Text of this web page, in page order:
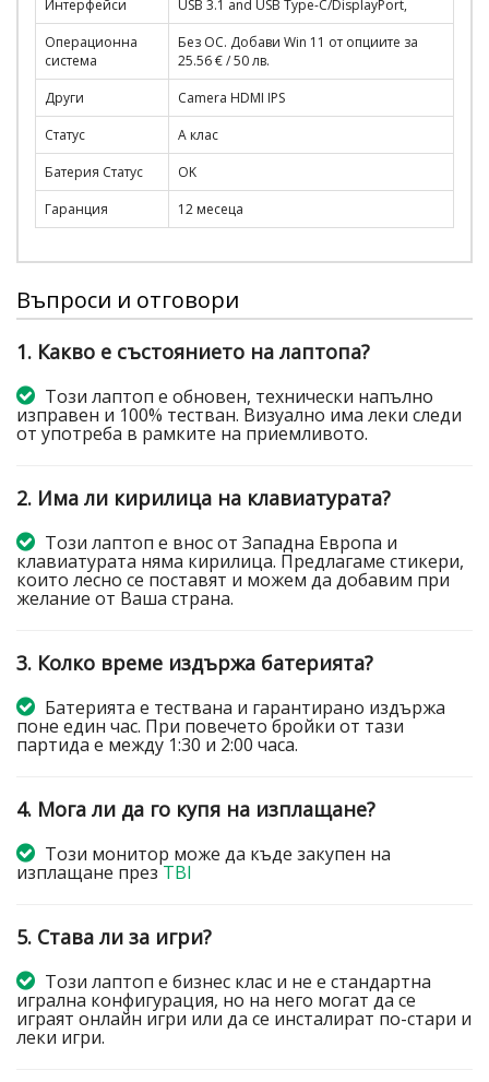
Интерфейси
USB 3.1 and USB Type-C/DisplayPort,
Операционна
система
Без ОС. Добави Win 11 от опциите за
25.56 € / 50 лв.
Други
Camera HDMI IPS
Статус
A клас
Батерия Статус
OK
Гаранция
12 месеца
Въпроси и отговори
1. Какво е състоянието на лаптопа?
Този лаптоп е обновен, технически напълно
изправен и 100% тестван. Визуално има леки следи
от употреба в рамките на приемливото.
2. Има ли кирилица на клавиатурата?
Този лаптоп е внос от Западна Европа и
клавиатурата няма кирилица. Предлагаме стикери,
които лесно се поставят и можем да добавим при
желание от Ваша страна.
3. Колко време издържа батерията?
Батерията е тествана и гарантирано издържа
поне един час. При повечето бройки от тази
партида е между 1:30 и 2:00 часа.
4. Мога ли да го купя на изплащане?
Този монитор може да къде закупен на
изплащане презTBI
5. Става ли за игри?
Този лаптоп е бизнес клас и не е стандартна
игрална конфигурация, но на него могат да се
играят онлайн игри или да се инсталират по-стари и
леки игри.